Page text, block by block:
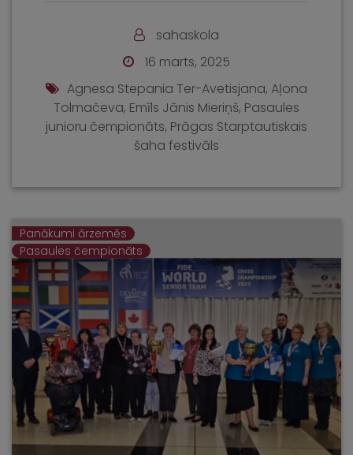
sahaskola
16 marts, 2025
Agnesa Stepania Ter-Avetisjana, Aļona
Tolmačeva, Emīls Jānis Mieriņš, Pasaules
junioru čempionāts, Prāgas Starptautiskais
šaha festivāls
Panākumi ārzemēs
Pasaules čempionāts